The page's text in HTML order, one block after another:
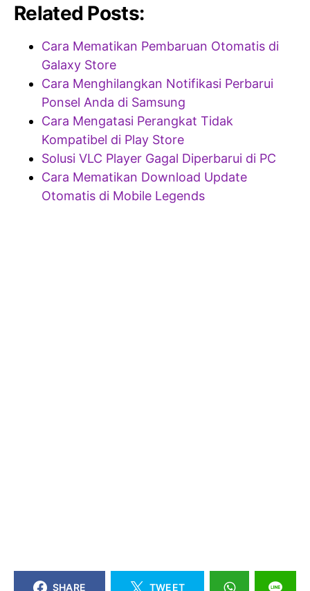
Related Posts:
Cara Mematikan Pembaruan Otomatis di
Galaxy Store
Cara Menghilangkan Notifikasi Perbarui
Ponsel Anda di Samsung
Cara Mengatasi Perangkat Tidak
Kompatibel di Play Store
Solusi VLC Player Gagal Diperbarui di PC
Cara Mematikan Download Update
Otomatis di Mobile Legends
SHARE TWEET